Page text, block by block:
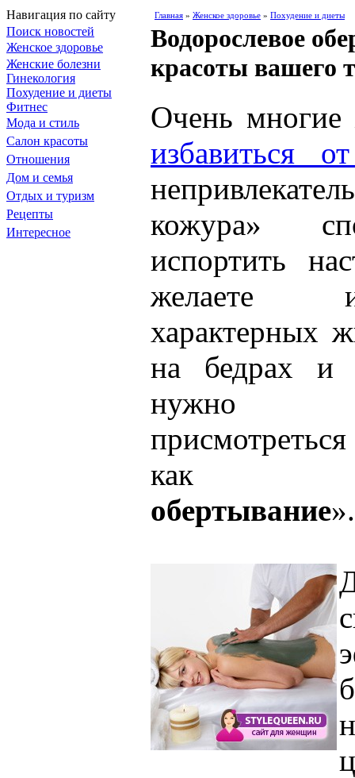
Навигация по сайту
Поиск новостей
Женское здоровье
Женские болезни
Гинекология
Похудение и диеты
Фитнес
Мода и стиль
Салон красоты
Отношения
Дом и семья
Отдых и туризм
Рецепты
Интересное
Главная » Женское здоровье » Похудение и диеты
Водорослевое
красоты вашего
Очень
избавиться
кожура»
испортить
желаете
характерных
на бедрах и
нужно
как
обертывание».